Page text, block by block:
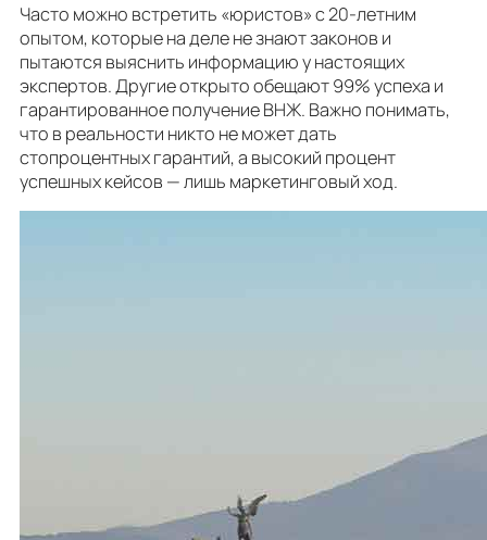
Часто можно встретить «юристов» с 20-летним
опытом, которые на деле не знают законов и
пытаются выяснить информацию у настоящих
экспертов. Другие открыто обещают 99% успеха и
гарантированное получение ВНЖ. Важно понимать,
что в реальности никто не может дать
стопроцентных гарантий, а высокий процент
успешных кейсов — лишь маркетинговый ход.